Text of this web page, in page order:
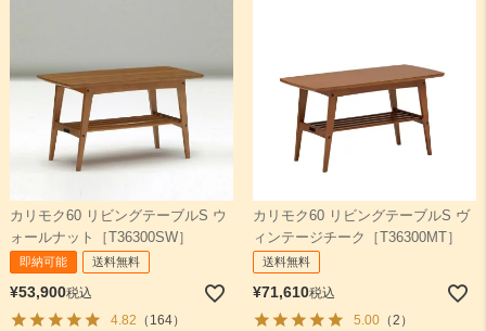
カリモク60 リビングテーブルS ウ
ォールナット［T36300SW］
即納可能 送料無料
¥53,900税込
4.82 （164）
カリモク60 リビングテーブルS ヴ
ィンテージチーク［T36300MT］
送料無料
¥71,610税込
5.00（2）